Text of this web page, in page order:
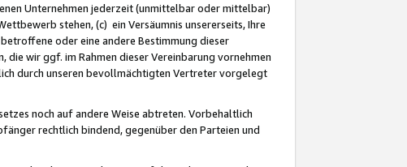
Unternehmen jederzeit (unmittelbar oder mittelbar)
stehen, (c) ein Versäumnis unsererseits, Ihre
oder eine andere Bestimmung dieser
wir ggf. im Rahmen dieser Vereinbarung vornehmen
durch unseren bevollmächtigten Vertreter vorgelegt
noch auf andere Weise abtreten. Vorbehaltlich
rechtlich bindend, gegenüber den Parteien und